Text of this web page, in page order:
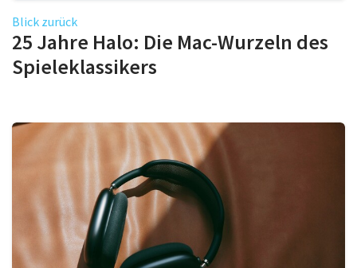
Blick zurück
25 Jahre Halo: Die Mac-Wurzeln des
Spieleklassikers